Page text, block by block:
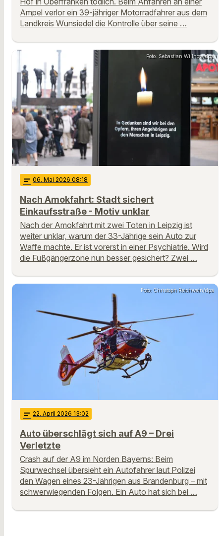
Ampel verlor ein 39-jähriger Motorradfahrer aus dem
Landkreis Wunsiedel die Kontrolle über seine …
Foto: Sebastian Willnow/dpa
notes 06. Mai 2026 08:18
Nach Amokfahrt: Stadt sichert
Einkaufsstraße - Motiv unklar
Nach der Amokfahrt mit zwei Toten in Leipzig ist
weiter unklar, warum der 33-Jährige sein Auto zur
Waffe machte. Er ist vorerst in einer Psychiatrie. Wird
die Fußgängerzone nun besser gesichert? Zwei …
Foto: Christoph Reichwein/dpa
notes 22. April 2026 13:02
Auto überschlägt sich auf A9 – Drei
Verletzte
Crash auf der A9 im Norden Bayerns: Beim
Spurwechsel übersieht ein Autofahrer laut Polizei
den Wagen eines 23-Jährigen aus Brandenburg – mit
schwerwiegenden Folgen. Ein Auto hat sich bei …